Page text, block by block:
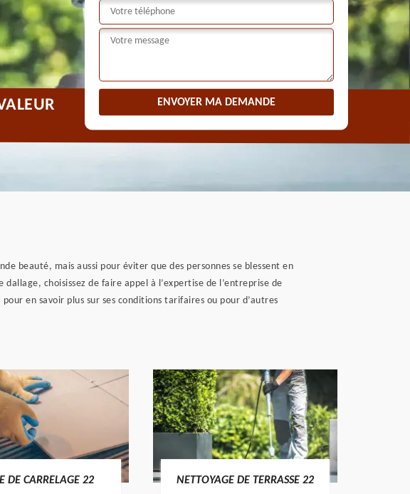
beauté, mais aussi pour éviter que des personnes se blessent en
choisissez de faire appel à l’expertise de l’entreprise de
en savoir plus sur ses conditions tarifaires ou pour d’autres
DE CARRELAGE 22 NETTOYAGE DE TERRASSE 22